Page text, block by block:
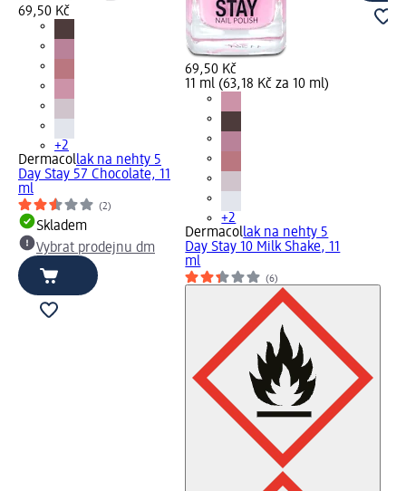
69,50 Kč
+2
Dermacollak na nehty 5
Day Stay 57 Chocolate, 11
ml
(2)
Skladem
Vybrat prodejnu dm
69,50 Kč
11 ml (63,18 Kč za 10 ml)
+2
Dermacollak na nehty 5
Day Stay 10 Milk Shake, 11
ml
(6)